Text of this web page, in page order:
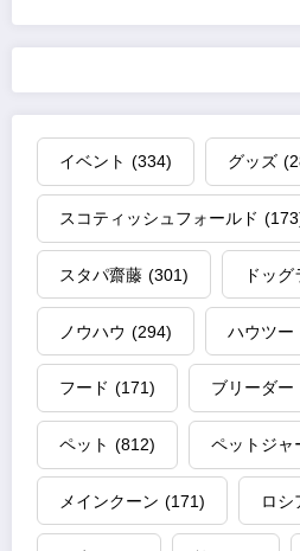
イベント (334) グッズ
スコティッシュフォールド
スタパ齋藤 (301) ドッグ
ノウハウ (294) ハウツー
フード (171) ブリーダー
ペット (812) ペットジャ
メインクーン (171) ロシ